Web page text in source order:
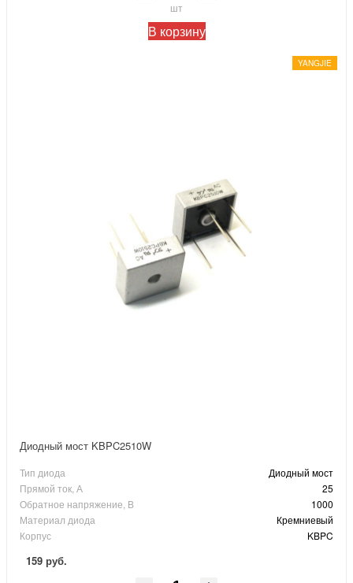
шт
В корзину
YANGJIE
Диодный мост KBPC2510W
Тип диода
Диодный мост
Прямой ток, А
25
Обратное напряжение, В
1000
Материал диода
Кремниевый
Корпус
KBPC
159 руб.